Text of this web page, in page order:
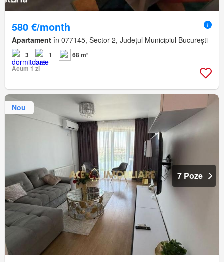
580 €/month
Apartament în 077145, Sector 2, Județul Municipiul București
3 1
68 m²
Acum 1 zi
Nou
7 Poze